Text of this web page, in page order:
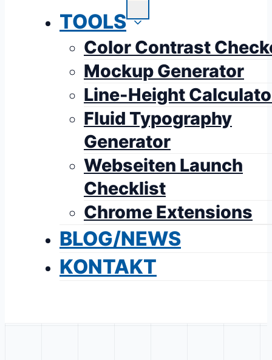
TOOLS
Color Contrast
Mockup Generator
Line-Height
Fluid Typography
Generator
Webseiten Launch
Checklist
Chrome Extensions
BLOG/NEWS
KONTAKT